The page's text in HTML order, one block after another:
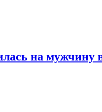
на мужчину